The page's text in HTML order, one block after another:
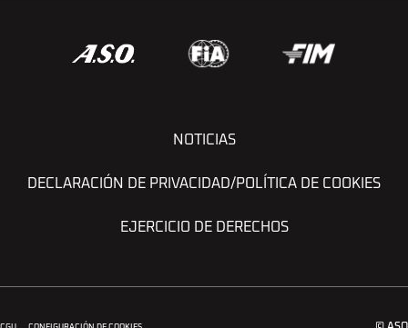
NOTICIAS
DECLARACIÓN DE PRIVACIDAD/POLÍTICA DE COOKIES
EJERCICIO DE DERECHOS